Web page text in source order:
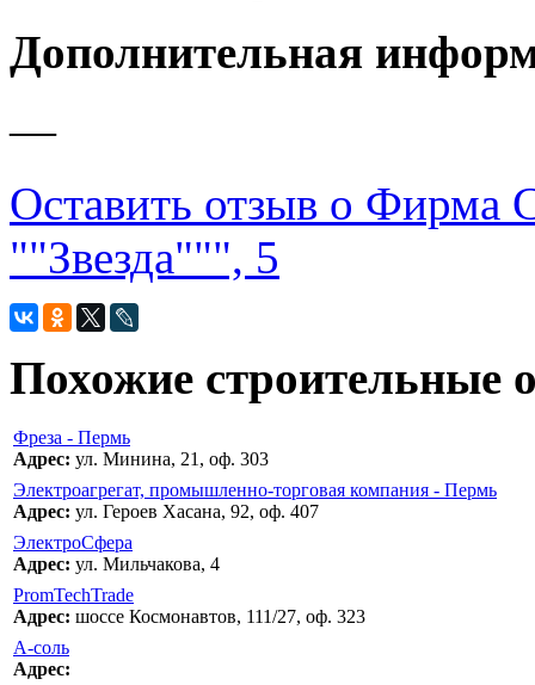
Дополнительная
—
Оставить отзыв о Фирма
""Звезда""", 5
Похожие строительные
Фреза - Пермь
Адрес: ул. Минина, 21, оф. 303
Электроагрегат, промышленно-торговая компания - Пермь
Адрес: ул. Героев Хасана, 92, оф. 407
ЭлектроСфера
Адрес: ул. Мильчакова, 4
PromTechTrade
Адрес: шоссе Космонавтов, 111/27, оф. 323
А-соль
Адрес: